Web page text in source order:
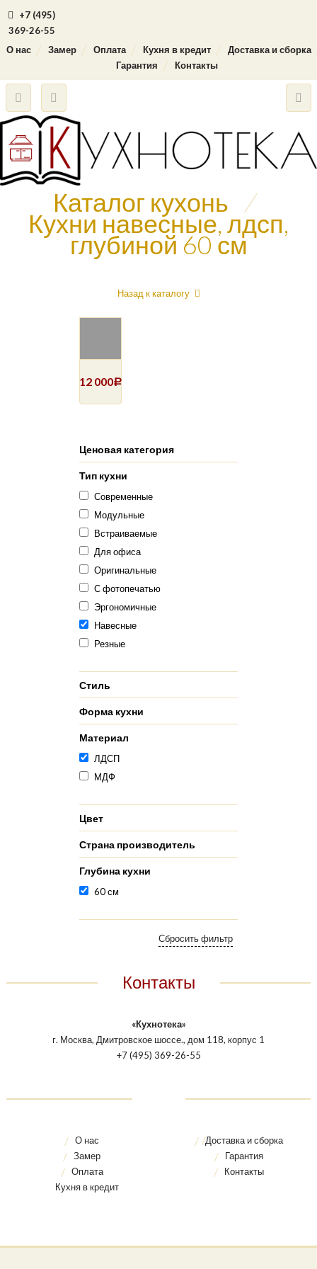
+7 (495)
369-26-55
О нас
Замер Оплата Кухня в кредит
Доставка и сборка
Гарантия
Контакты
Каталог кухонь /
Кухни навесные, лдсп,
глубиной 60 см
Назад к каталогу
12 000Р
Ценовая категория
Тип кухни
Современные
Модульные
Встраиваемые
Для офиса
Оригинальные
С фотопечатью
Эргономичные
Навесные
Резные
Стиль
Форма кухни
Материал
ЛДСП
МДФ
Цвет
Страна производитель
Глубина кухни
60 см
Контакты
«Кухнотека»
г. Москва, Дмитровское шоссе., дом 118, корпус 1
+7 (495) 369-26-55
О нас
Замер
Оплата
Кухня в кредит
Доставка и сборка
Гарантия
Контакты